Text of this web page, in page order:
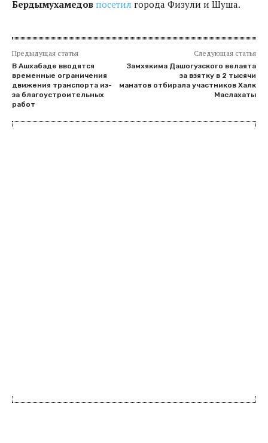
Бердымухамедов посетил города Физули и Шуша.
Предыдущая статья
В Ашхабаде вводятся
временные ограничения
движения транспорта из-
за благоустроительных
работ
Следующая статья
Замхякима Дашогузского велаята
за взятку в 2 тысячи
манатов отбирала участников Халк
Маслахаты